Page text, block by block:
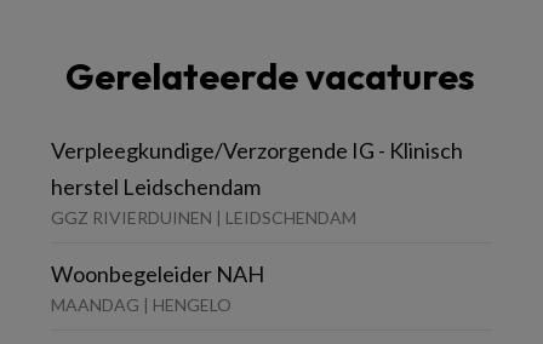
Gerelateerde vacatures
Verpleegkundige/Verzorgende IG - Klinisch
herstel Leidschendam
GGZ RIVIERDUINEN | LEIDSCHENDAM
Woonbegeleider NAH
MAANDAG | HENGELO